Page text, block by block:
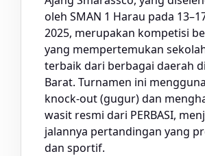
oleh SMAN 1 Harau pada
2025, merupakan kompetisi
yang mempertemukan
terbaik dari berbagai daerah
Barat. Turnamen ini
knock-out (gugur) dan
wasit resmi dari PERBASI,
jalannya pertandingan yang
dan sportif.